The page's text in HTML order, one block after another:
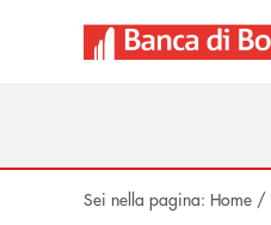
Sei nella pagina: Home /